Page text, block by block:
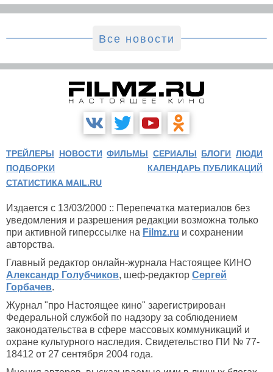
Все новости
ТРЕЙЛЕРЫ НОВОСТИ ФИЛЬМЫ СЕРИАЛЫ БЛОГИ ЛЮДИ
ПОДБОРКИ
КАЛЕНДАРЬ ПУБЛИКАЦИЙ
СТАТИСТИКА MAIL.RU
Издается с 13/03/2000 :: Перепечатка материалов без
уведомления и разрешения редакции возможна только
при активной гиперссылке на Filmz.ru и сохранении
авторства.
Главный редактор онлайн-журнала Настоящее КИНО
Александр Голубчиков, шеф-редактор Сергей
Горбачев.
Журнал "про Настоящее кино" зарегистрирован
Федеральной службой по надзору за соблюдением
законодательства в сфере массовых коммуникаций и
охране культурного наследия. Свидетельство ПИ № 77-
18412 от 27 сентября 2004 года.